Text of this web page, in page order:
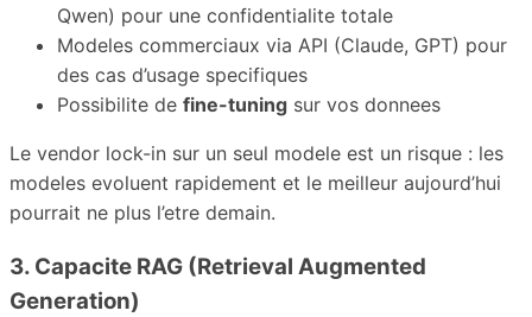
Qwen) pour une confidentialite totale
Modeles commerciaux via API (Claude, GPT) pour
des cas d’usage specifiques
Possibilite de fine-tuning sur vos donnees
Le vendor lock-in sur un seul modele est un risque : les
modeles evoluent rapidement et le meilleur aujourd’hui
pourrait ne plus l’etre demain.
3. Capacite RAG (Retrieval Augmented
Generation)